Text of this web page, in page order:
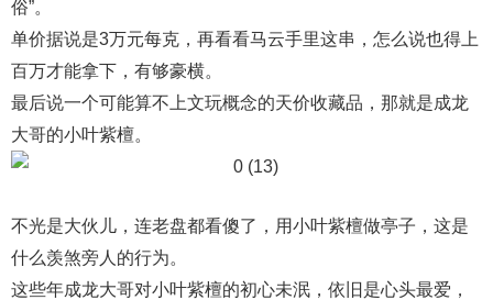
俗”。
单价据说是3万元每克，再看看马云手里这串，怎么说也得上
百万才能拿下，有够豪横。
最后说一个可能算不上文玩概念的天价收藏品，那就是成龙
大哥的小叶紫檀。
不光是大伙儿，连老盘都看傻了，用小叶紫檀做亭子，这是
什么羡煞旁人的行为。
这些年成龙大哥对小叶紫檀的初心未泯，依旧是心头最爱，